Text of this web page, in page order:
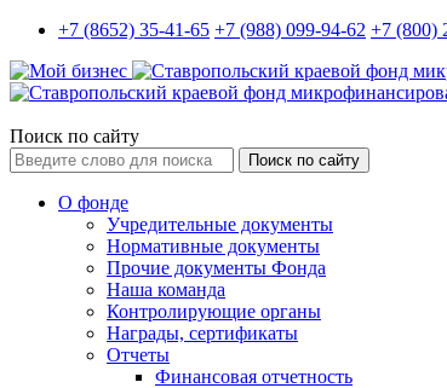
+7 (8652) 35-41-65 +7 (988) 099-94-62 +7 (800)
Поиск по сайту
Поиск по сайту
О фонде
Учредительные документы
Нормативные документы
Прочие документы Фонда
Наша команда
Контролирующие органы
Награды, сертификаты
Отчеты
Финансовая отчетность